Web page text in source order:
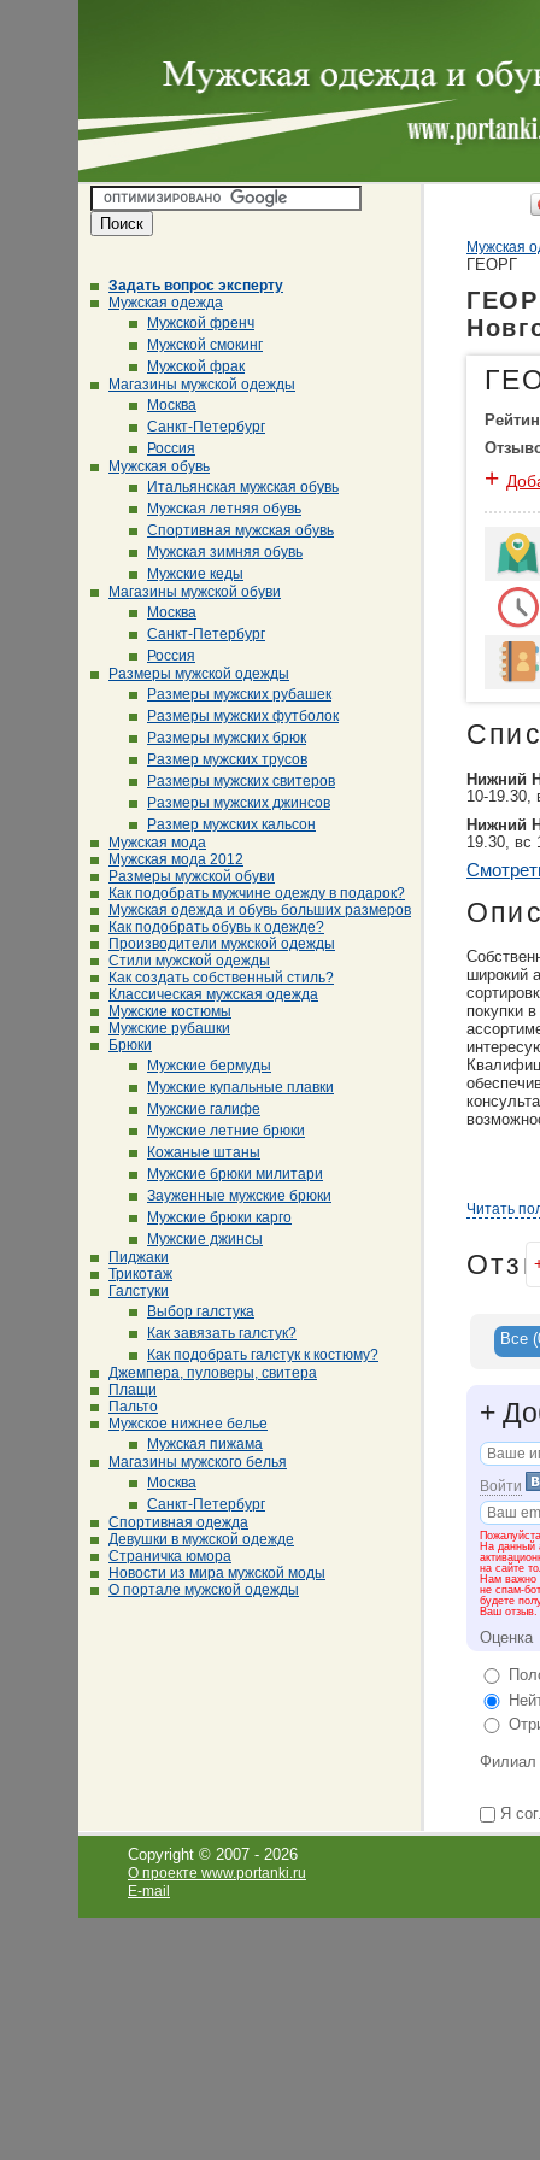
Задать вопрос эксперту
Мужская одежда
Мужской френч
Мужской смокинг
Мужской фрак
Магазины мужской одежды
Москва
Санкт-Петербург
Россия
Мужская обувь
Итальянская мужская обувь
Мужская летняя обувь
Спортивная мужская обувь
Мужская зимняя обувь
Мужские кеды
Магазины мужской обуви
Москва
Санкт-Петербург
Россия
Размеры мужской одежды
Размеры мужских рубашек
Размеры мужских футболок
Размеры мужских брюк
Размер мужских трусов
Размеры мужских свитеров
Размеры мужских джинсов
Размер мужских кальсон
Мужская мода
Мужская мода 2012
Размеры мужской обуви
Как подобрать мужчине одежду в подарок?
Мужская одежда и обувь больших размеров
Как подобрать обувь к одежде?
Производители мужской одежды
Стили мужской одежды
Как создать собственный стиль?
Классическая мужская одежда
Мужские костюмы
Мужские рубашки
Брюки
Мужские бермуды
Мужские купальные плавки
Мужские галифе
Мужские летние брюки
Кожаные штаны
Мужские брюки милитари
Зауженные мужские брюки
Мужские брюки карго
Мужские джинсы
Пиджаки
Трикотаж
Галстуки
Выбор галстука
Как завязать галстук?
Как подобрать галстук к костюму?
Джемпера, пуловеры, свитера
Плащи
Пальто
Мужское нижнее белье
Мужская пижама
Магазины мужского белья
Москва
Санкт-Петербург
Спортивная одежда
Девушки в мужской одежде
Страничка юмора
Новости из мира мужской моды
О портале мужской одежды
Мужская
ГЕОРГ
+
Нижний
10-19.30,
Нижний
19.30, вс
широкий
покупки
Читать
Все
+
Войти
На данный
на сайте
Нам важно
не спам-
будете
Ваш отзыв.
Оценка
Филиал
Я
Copyright © 2007 - 2026
О проекте www.portanki.ru
E-mail